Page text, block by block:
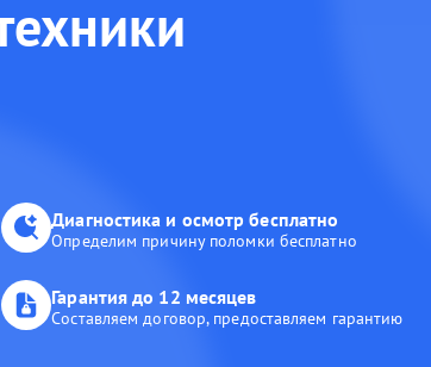
Диагностика и осмотр бесплатно
Определим причину поломки бесплатно
Гарантия до 12 месяцев
Составляем договор, предоставляем гарантию